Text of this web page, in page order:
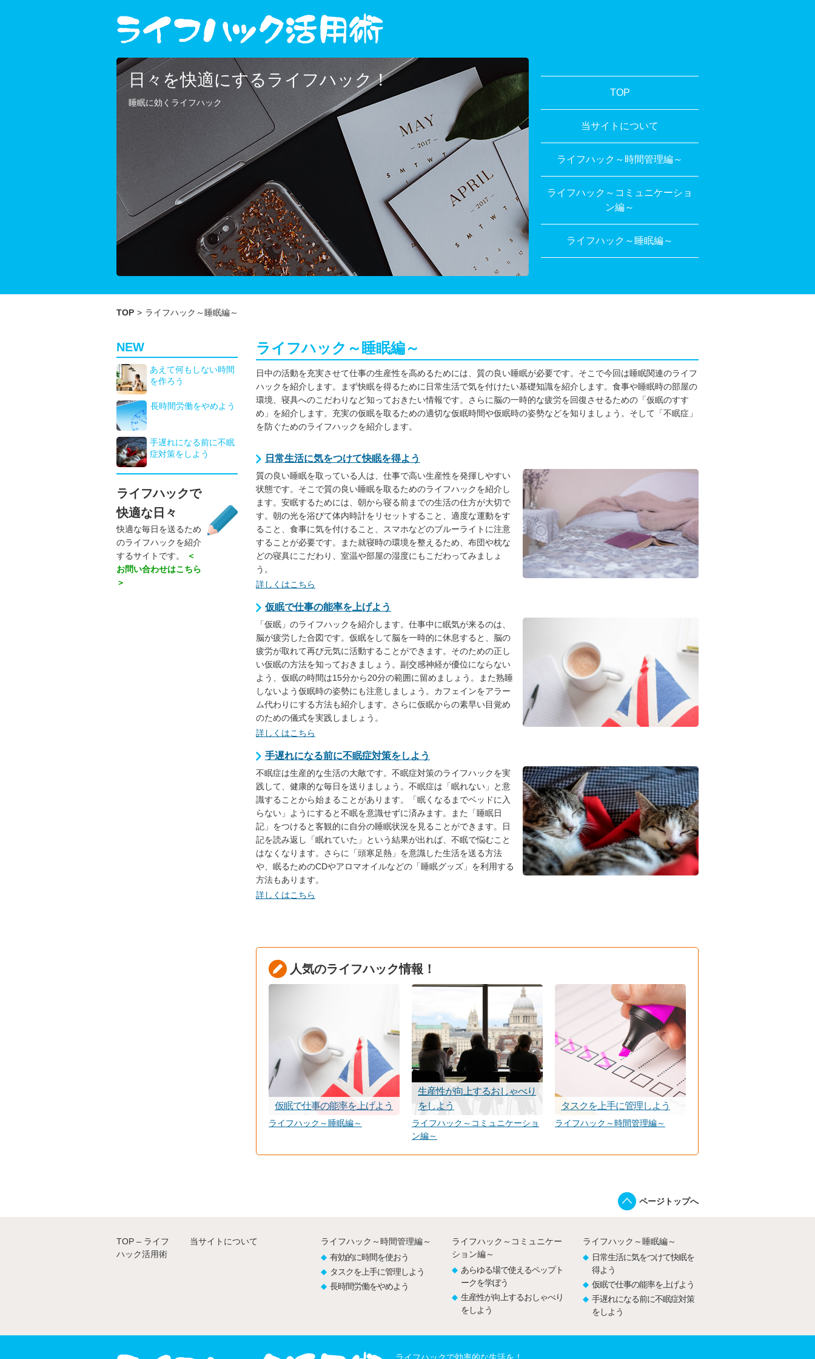
日々を快適にするライフハック！
睡眠に効くライフハック
TOP
当サイトについて
ライフハック～時間管理編～
ライフハック～コミュニケーショ
ン編～
ライフハック～睡眠編～
TOP > ライフハック～睡眠編～
NEW
あえて何もしない時間
を作ろう
長時間労働をやめよう
手遅れになる前に不眠
症対策をしよう
ライフハックで
快適な日々
快適な毎日を送るため
のライフハックを紹介
するサイトです。
＜
お問い合わせはこちら
＞
ライフハック～睡眠編～
日中の活動を充実させて仕事の生産性を高めるためには、質の良い睡眠が必要です。そこで今回は睡眠関連のライフ
ハックを紹介します。まず快眠を得るために日常生活で気を付けたい基礎知識を紹介します。食事や睡眠時の部屋の
環境、寝具へのこだわりなど知っておきたい情報です。さらに脳の一時的な疲労を回復させるための「仮眠のすす
め」を紹介します。充実の仮眠を取るための適切な仮眠時間や仮眠時の姿勢などを知りましょう。そして「不眠症」
を防ぐためのライフハックを紹介します。
日常生活に気をつけて快眠を得よう
質の良い睡眠を取っている人は、仕事で高い生産性を発揮しやすい
状態です。そこで質の良い睡眠を取るためのライフハックを紹介し
ます。安眠するためには、朝から寝る前までの生活の仕方が大切で
す。朝の光を浴びて体内時計をリセットすること、適度な運動をす
ること、食事に気を付けること、スマホなどのブルーライトに注意
することが必要です。また就寝時の環境を整えるため、布団や枕な
どの寝具にこだわり、室温や部屋の湿度にもこだわってみましょ
う。
詳しくはこちら
仮眠で仕事の能率を上げよう
「仮眠」のライフハックを紹介します。仕事中に眠気が来るのは、
脳が疲労した合図です。仮眠をして脳を一時的に休息すると、脳の
疲労が取れて再び元気に活動することができます。そのための正し
い仮眠の方法を知っておきましょう。副交感神経が優位にならない
よう、仮眠の時間は15分から20分の範囲に留めましょう。また熟睡
しないよう仮眠時の姿勢にも注意しましょう。カフェインをアラー
ム代わりにする方法も紹介します。さらに仮眠からの素早い目覚め
のための儀式を実践しましょう。
詳しくはこちら
手遅れになる前に不眠症対策をしよう
不眠症は生産的な生活の大敵です。不眠症対策のライフハックを実
践して、健康的な毎日を送りましょう。不眠症は「眠れない」と意
識することから始まることがあります。「眠くなるまでベッドに入
らない」ようにすると不眠を意識せずに済みます。また「睡眠日
記」をつけると客観的に自分の睡眠状況を見ることができます。日
記を読み返し「眠れていた」という結果が出れば、不眠で悩むこと
はなくなります。さらに「頭寒足熱」を意識した生活を送る方法
や、眠るためのCDやアロマオイルなどの「睡眠グッズ」を利用する
方法もあります。
詳しくはこちら
人気のライフハック情報！
仮眠で仕事の能率を上げよう
ライフハック～睡眠編～
生産性が向上するおしゃべり
をしよう
ライフハック～コミュニケーショ
ン編～
タスクを上手に管理しよう
ライフハック～時間管理編～
ページトップへ
TOP – ライフ
ハック活用術
当サイトについて
ライフハック～時間管理編～
有効的に時間を使おう
タスクを上手に管理しよう
長時間労働をやめよう
ライフハック～コミュニケー
ション編～
あらゆる場で使えるペップト
ークを学ぼう
生産性が向上するおしゃべり
をしよう
ライフハック～睡眠編～
日常生活に気をつけて快眠を
得よう
仮眠で仕事の能率を上げよう
手遅れになる前に不眠症対策
をしよう